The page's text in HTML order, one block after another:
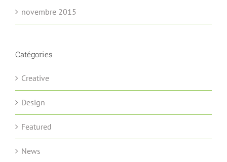
novembre 2015
Catégories
Creative
Design
Featured
News